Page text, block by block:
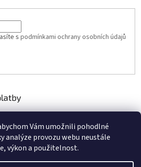
Vám umožnili pohodlné
analýze provozu webu neustále
výkon a použitelnost.
s podmínkami ochrany osobních údajů